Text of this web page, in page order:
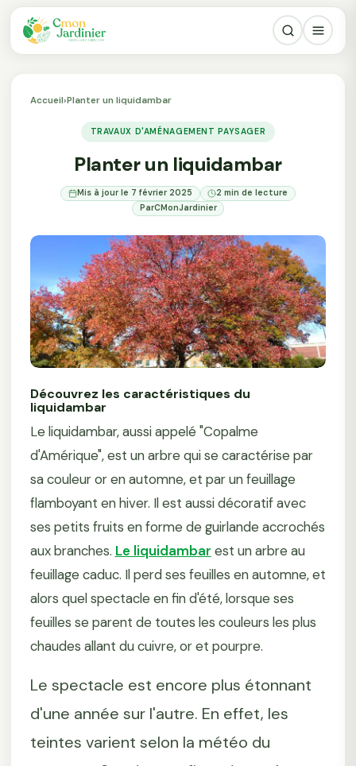
Accueil›Planter un liquidambar
TRAVAUX D'AMÉNAGEMENT PAYSAGER
Planter un liquidambar
Mis à jour le 7 février 2025
2 min de lecture
ParCMonJardinier
Découvrez les caractéristiques du
liquidambar
Le liquidambar, aussi appelé "Copalme
d'Amérique", est un arbre qui se caractérise par
sa couleur or en automne, et par un feuillage
flamboyant en hiver. Il est aussi décoratif avec
ses petits fruits en forme de guirlande accrochés
aux branches. Le liquidambar est un arbre au
feuillage caduc. Il perd ses feuilles en automne, et
alors quel spectacle en fin d'été, lorsque ses
feuilles se parent de toutes les couleurs les plus
chaudes allant du cuivre, or et pourpre.
Le spectacle est encore plus étonnant
d'une année sur l'autre. En effet, les
teintes varient selon la météo du